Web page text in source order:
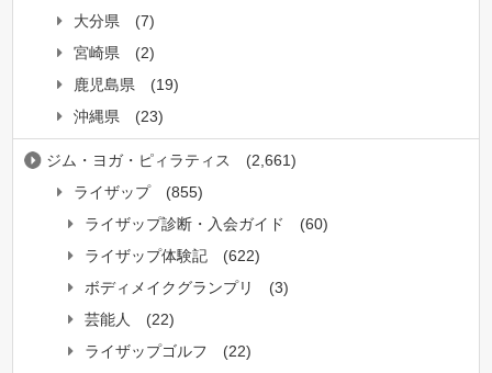
大分県
(7)
宮崎県
(2)
鹿児島県
(19)
沖縄県
(23)
ジム・ヨガ・ピィラティス
(2,661)
ライザップ
(855)
ライザップ診断・入会ガイド
(60)
ライザップ体験記
(622)
ボディメイクグランプリ
(3)
芸能人
(22)
ライザップゴルフ
(22)